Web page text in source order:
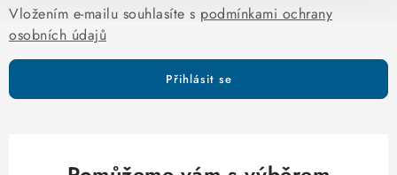
Vložením e-mailu souhlasíte s podmínkami ochrany
osobních údajů
Přihlásit se